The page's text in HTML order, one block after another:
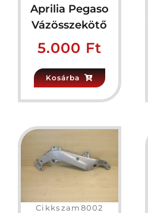
Aprilia Pegaso
Vázösszekötő
5.000 Ft
Kosárba
Cikkszam8002